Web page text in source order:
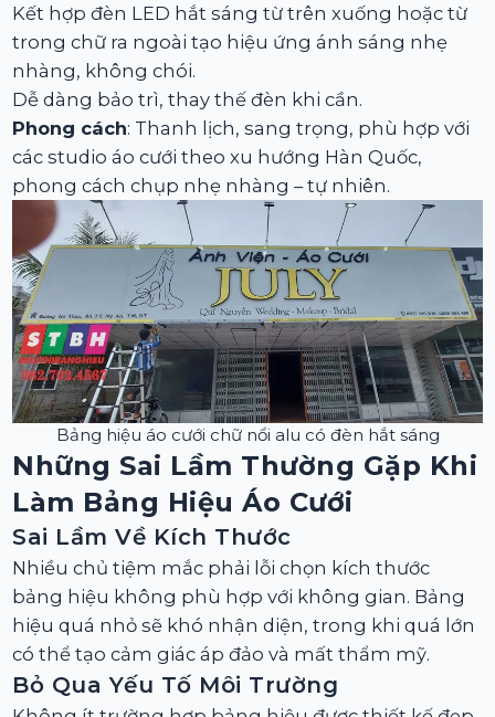
Kết hợp đèn LED hắt sáng từ trên xuống hoặc từ
trong chữ ra ngoài tạo hiệu ứng ánh sáng nhẹ
nhàng, không chói.
Dễ dàng bảo trì, thay thế đèn khi cần.
Phong cách: Thanh lịch, sang trọng, phù hợp với
các studio áo cưới theo xu hướng Hàn Quốc,
phong cách chụp nhẹ nhàng – tự nhiên.
Bảng hiệu áo cưới chữ nổi alu có đèn hắt sáng
Những Sai Lầm Thường Gặp Khi
Làm Bảng Hiệu Áo Cưới
Sai Lầm Về Kích Thước
Nhiều chủ tiệm mắc phải lỗi chọn kích thước
bảng hiệu không phù hợp với không gian. Bảng
hiệu quá nhỏ sẽ khó nhận diện, trong khi quá lớn
có thể tạo cảm giác áp đảo và mất thẩm mỹ.
Bỏ Qua Yếu Tố Môi Trường